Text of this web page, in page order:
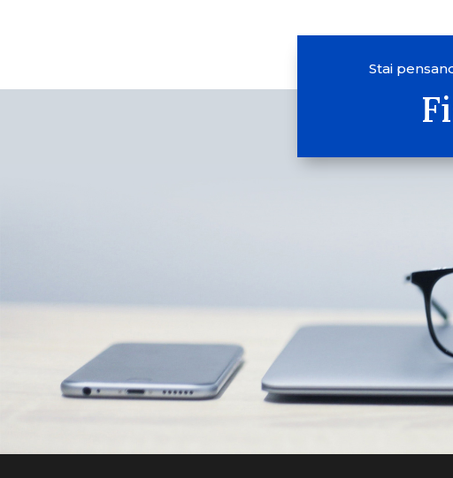
Stai